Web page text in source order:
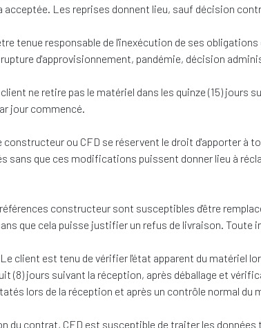
acceptée. Les reprises donnent lieu, sauf décision
tenue responsable de l'inexécution de ses
d'approvisionnement, pandémie, décision
ne retire pas le matériel dans les quinze (15)
jour commencé.
constructeur ou CFD se réservent le droit d'apporter
sans que ces modifications puissent donner lieu à
constructeur sont susceptibles d'être
que cela puisse justifier un refus de livraison. Toute
Le client est tenu de vérifier l'état apparent du matériel
(8) jours suivant la réception, après déballage et
lors de la réception et après un contrôle normal du
du contrat, CFD est susceptible de traiter les